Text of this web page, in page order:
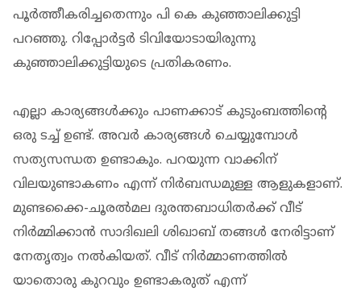
പൂര്‍ത്തീകരിച്ചതെന്നും പി കെ കുഞ്ഞാലിക്കുട്ടി
പറഞ്ഞു. റിപ്പോര്‍ട്ടര്‍ ടിവിയോടായിരുന്നു
കുഞ്ഞാലിക്കുട്ടിയുടെ പ്രതികരണം.
എല്ലാ കാര്യങ്ങള്‍ക്കും പാണക്കാട് കുടുംബത്തിന്റെ
ഒരു ടച്ച് ഉണ്ട്. അവര്‍ കാര്യങ്ങള്‍ ചെയ്യുമ്പോള്‍
സത്യസന്ധത ഉണ്ടാകും. പറയുന്ന വാക്കിന്
വിലയുണ്ടാകണം എന്ന് നിര്‍ബന്ധമുള്ള ആളുകളാണ്.
മുണ്ടക്കൈ-ചൂരല്‍മല ദുരന്തബാധിതര്‍ക്ക് വീട്
നിര്‍മ്മിക്കാന്‍ സാദിഖലി ശിഖാബ് തങ്ങള്‍ നേരിട്ടാണ്
നേതൃത്വം നല്‍കിയത്. വീട് നിര്‍മ്മാണത്തില്‍
യാതൊരു കുറവും ഉണ്ടാകരുത് എന്ന്